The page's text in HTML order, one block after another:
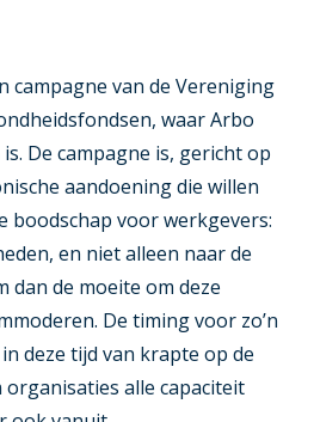
campagne van de Vereniging
waar Arbo
De campagne is, gericht op
aandoening die willen
boodschap voor werkgevers:
en niet alleen naar de
dan de moeite om deze
De timing voor zo’n
deze tijd van krapte op de
alle capaciteit